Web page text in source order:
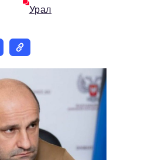
Свердловской области
— 2025
727-01-67
Урал